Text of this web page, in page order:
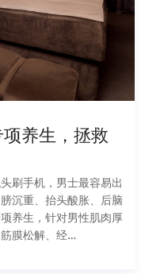
养生，拯救
刷手机，男士最容易出
沉重、抬头酸胀、后脑
养生，针对男性肌肉厚
膜松解、经…